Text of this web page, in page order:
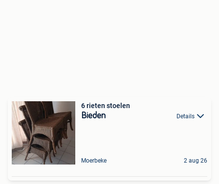
6 rieten stoelen
Bieden Details
Moerbeke 2 aug 26